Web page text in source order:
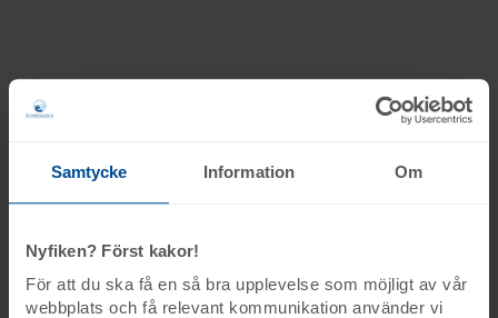
Samtycke Information Om
Nyfiken? Först kakor!
För att du ska få en så bra upplevelse som möjligt av vår
webbplats och få relevant kommunikation använder vi